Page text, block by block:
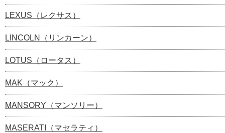
LEXUS（レクサス）
LINCOLN（リンカーン）
LOTUS（ロータス）
MAK（マック）
MANSORY（マンソリー）
MASERATI（マセラティ）